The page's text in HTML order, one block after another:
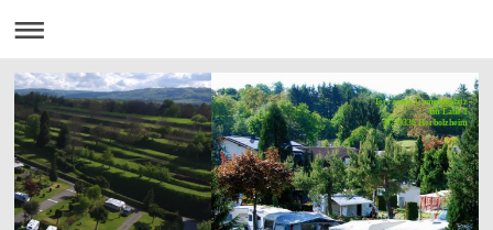
Terrassen-Campingplatz
Im Laue 1
D-79336 Herbolzheim